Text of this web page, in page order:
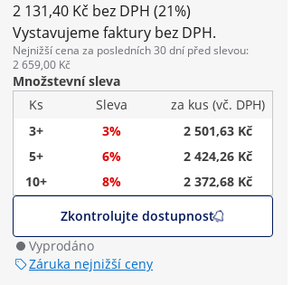
2 131,40 Kč bez DPH (21%)
Vystavujeme faktury bez DPH.
Nejnižší cena za posledních 30 dní před slevou:
2 659,00 Kč
Množstevní sleva
Ks
Sleva
za kus (vč. DPH)
3+
3%
2 501,63 Kč
5+
6%
2 424,26 Kč
10+
8%
2 372,68 Kč
Zkontrolujte dostupnost
Vyprodáno
Záruka nejnižší ceny